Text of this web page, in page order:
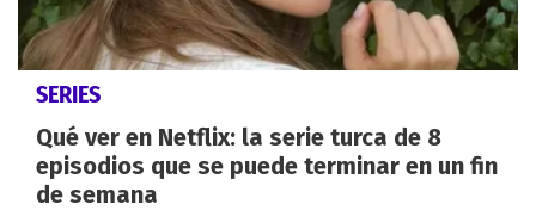
SERIES
Qué ver en Netflix: la serie turca de 8
episodios que se puede terminar en un fin
de semana